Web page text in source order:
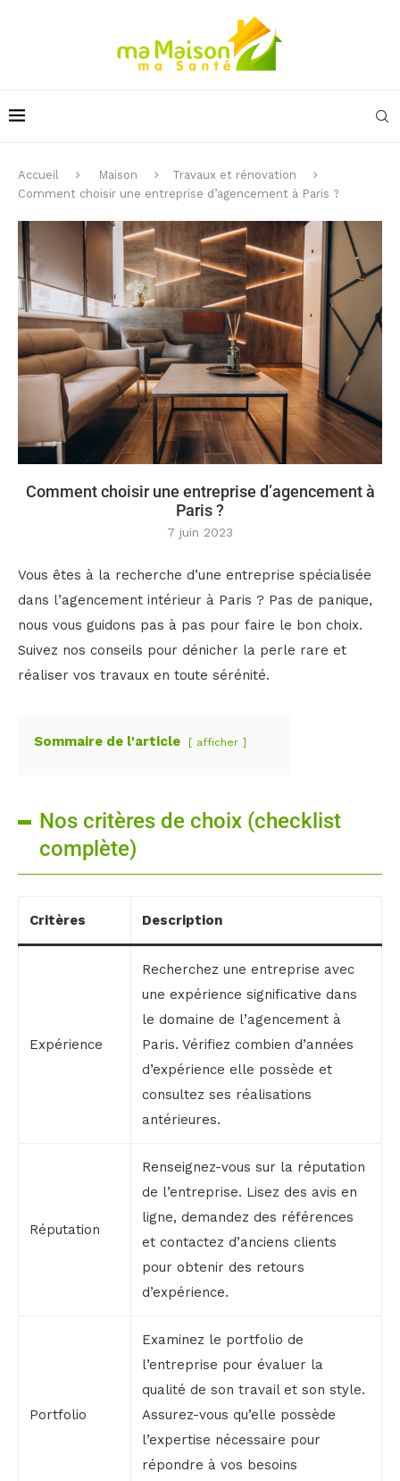
Accueil Maison
Travaux et rénovation
Comment choisir une entreprise d’agencement à Paris ?
Comment choisir une entreprise d’agencement à
Paris ?
7 juin 2023
Vous êtes à la recherche d’une entreprise spécialisée
dans l’agencement intérieur à Paris ? Pas de panique,
nous vous guidons pas à pas pour faire le bon choix.
Suivez nos conseils pour dénicher la perle rare et
réaliser vos travaux en toute sérénité.
Sommaire de l'article afficher
Nos critères de choix (checklist
complète)
Critères Description
Expérience
Recherchez une entreprise avec
une expérience significative dans
le domaine de l’agencement à
Paris. Vérifiez combien d’années
d’expérience elle possède et
consultez ses réalisations
antérieures.
Réputation
Renseignez-vous sur la réputation
de l’entreprise. Lisez des avis en
ligne, demandez des références
et contactez d’anciens clients
pour obtenir des retours
d’expérience.
Portfolio
Examinez le portfolio de
l’entreprise pour évaluer la
qualité de son travail et son style.
Assurez-vous qu’elle possède
l’expertise nécessaire pour
répondre à vos besoins